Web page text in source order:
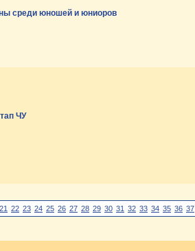
среди юношей и юниоров
ЧУ
21 22 23 24 25 26 27 28 29 30 31 32 33 34 35 36 37